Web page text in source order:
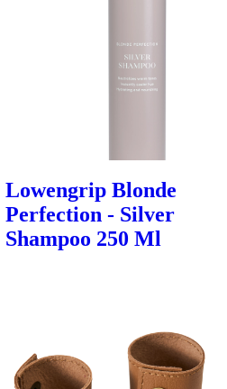
Lowengrip Blonde
Perfection - Silver
Shampoo 250 Ml